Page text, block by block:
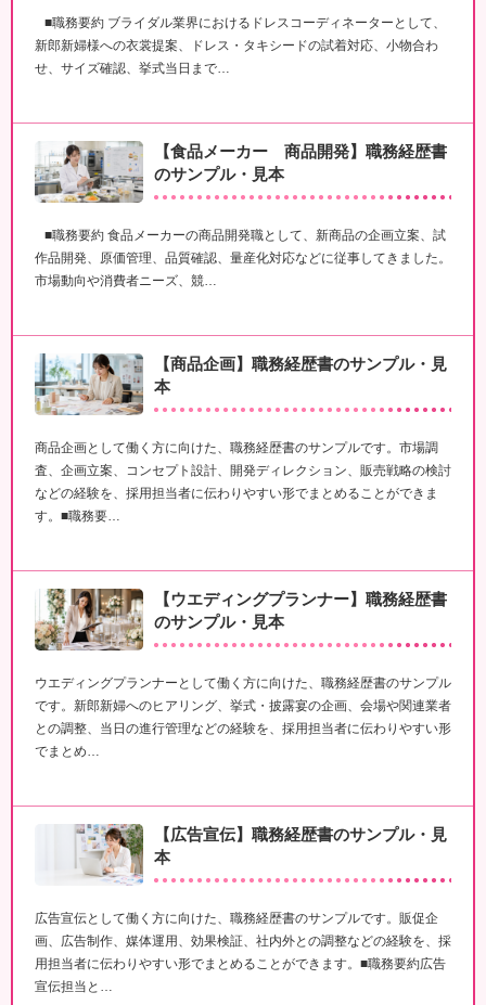
■職務要約 ブライダル業界におけるドレスコーディネーターとして、
新郎新婦様への衣裳提案、ドレス・タキシードの試着対応、小物合わ
せ、サイズ確認、挙式当日まで…
【食品メーカー 商品開発】職務経歴書
のサンプル・見本
■職務要約 食品メーカーの商品開発職として、新商品の企画立案、試
作品開発、原価管理、品質確認、量産化対応などに従事してきました。
市場動向や消費者ニーズ、競…
【商品企画】職務経歴書のサンプル・見
本
商品企画として働く方に向けた、職務経歴書のサンプルです。市場調
査、企画立案、コンセプト設計、開発ディレクション、販売戦略の検討
などの経験を、採用担当者に伝わりやすい形でまとめることができま
す。■職務要…
【ウエディングプランナー】職務経歴書
のサンプル・見本
ウエディングプランナーとして働く方に向けた、職務経歴書のサンプル
です。新郎新婦へのヒアリング、挙式・披露宴の企画、会場や関連業者
との調整、当日の進行管理などの経験を、採用担当者に伝わりやすい形
でまとめ…
【広告宣伝】職務経歴書のサンプル・見
本
広告宣伝として働く方に向けた、職務経歴書のサンプルです。販促企
画、広告制作、媒体運用、効果検証、社内外との調整などの経験を、採
用担当者に伝わりやすい形でまとめることができます。■職務要約広告
宣伝担当と…